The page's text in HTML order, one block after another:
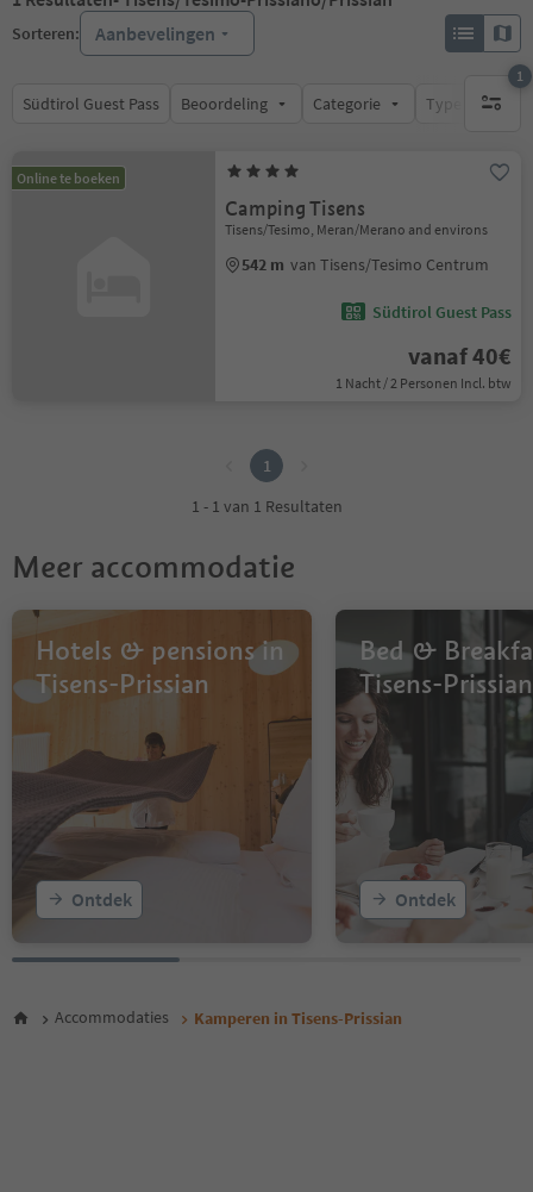
Sorteren: Aanbevelingen
Südtirol Guest Pass Beoordeling Categorie Type catering
1
1
Online te boeken
Camping Tisens
Tisens/Tesimo, Meran/Merano and environs
542 m van Tisens/Tesimo Centrum
Südtirol Guest Pass
vanaf 40€
1 Nacht / 2 Personen Incl. btw
1
1 - 1 van 1 Resultaten
Meer accommodatie
Hotels & pensions in
Tisens-Prissian
Ontdek
Bed &
Tisens-Prissian
Ontdek
Accommodaties Kamperen in Tisens-Prissian